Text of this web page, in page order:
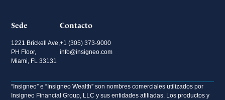
Sede
1221 Brickell Ave,
PH Floor,
Miami, FL 33131
Contacto
+1 (305) 373-9000
info@insigneo.com
“Insigneo” e “Insigneo Wealth” son nombres comerciales utilizados por
Insigneo Financial Group, LLC y sus entidades afiliadas. Los productos y